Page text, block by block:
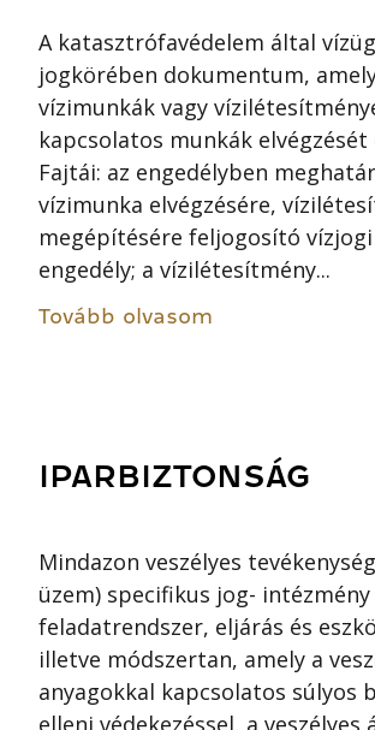
A katasztrófavédelem által
jogkörében dokumentum,
vízimunkák vagy
kapcsolatos munkák elvégzését
Fajtái: az engedélyben
vízimunka elvégzésére,
megépítésére feljogosító
engedély; a vízilétesítmény...
Tovább olvasom
IPARBIZTONSÁG
Mindazon veszélyes
üzem) specifikus jog- intézmény
feladatrendszer, eljárás és
illetve módszertan, amely a
anyagokkal kapcsolatos súlyos
elleni védekezéssel, a veszélyes